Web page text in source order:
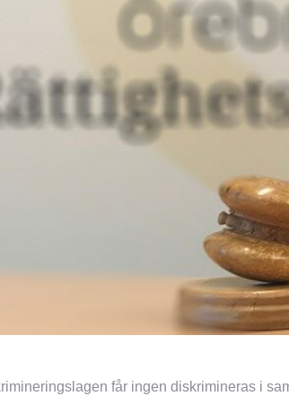
får ingen diskrimineras i